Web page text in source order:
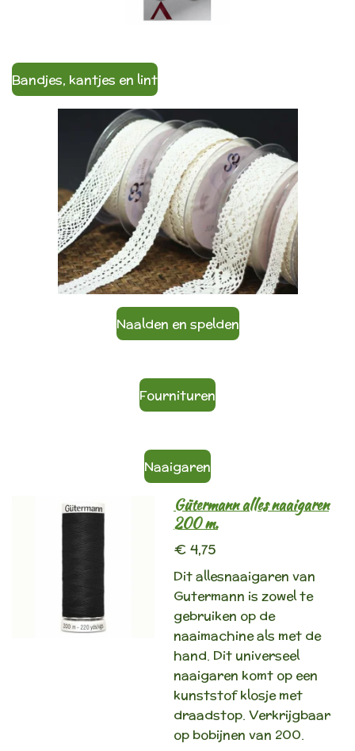
Bandjes, kantjes en lint
Naalden en spelden
Fournituren
Naaigaren
Gütermann alles naaigaren
200 m.
€ 4,75
Dit allesnaaigaren van
Gutermann is zowel te
gebruiken op de
naaimachine als met de
hand. Dit universeel
naaigaren komt op een
kunststof klosje met
draadstop. Verkrijgbaar
op bobijnen van 200.